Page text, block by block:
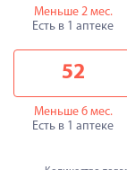
Меньше 2 мес.
Есть в 1 аптеке
52
Меньше 6 мес.
Есть в 1 аптеке